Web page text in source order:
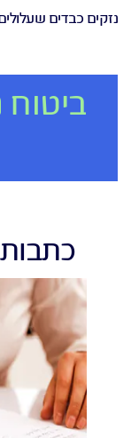
נזקים כבדים
ביטוח
כתבות